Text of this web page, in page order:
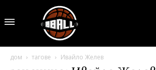
дом тагове Ивайло Желев